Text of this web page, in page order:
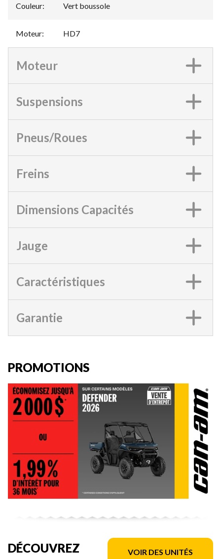
Couleur: Vert boussole
Moteur: HD7
Moteur
Suspensions
Pneus/Roues
Freins
Dimensions Capacités
Jauge
Caractéristiques
Garantie
PROMOTIONS
DÉCOUVREZ
VOIR DES UNITÉS